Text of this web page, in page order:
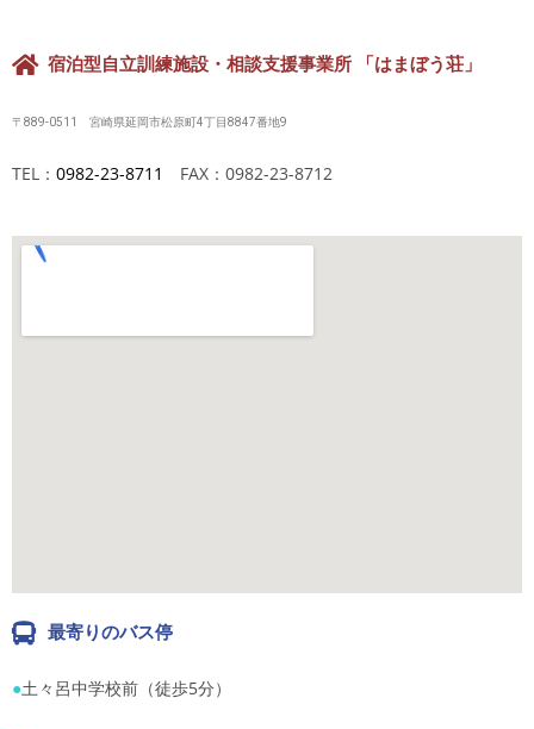
宿泊型自立訓練施設・相談支援事業所 「はまぼう荘」
〒889-0511 宮崎県延岡市松原町4丁目8847番地9
TEL： 0982-23-8711 FAX：0982-23-8712
最寄りのバス停
●土々呂中学校前（徒歩5分）